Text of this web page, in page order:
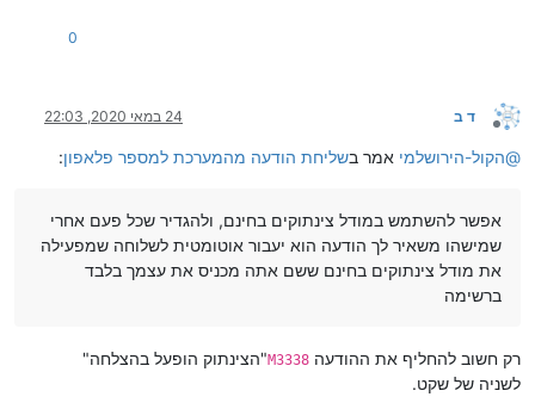
0
מנותק
ד ב 24 במאי 2020, 22:03
@הקול-הירושלמי אמר בשליחת הודעה מהמערכת למספר פלאפון:
אפשר להשתמש במודל צינתוקים בחינם, ולהגדיר שכל פעם אחרי
שמישהו משאיר לך הודעה הוא יעבור אוטומטית לשלוחה שמפעילה
את מודל צינתוקים בחינם ששם אתה מכניס את עצמך בלבד
ברשימה
רק חשוב להחליף את ההודעה M3338"הצינתוק הופעל בהצלחה"
לשניה של שקט.